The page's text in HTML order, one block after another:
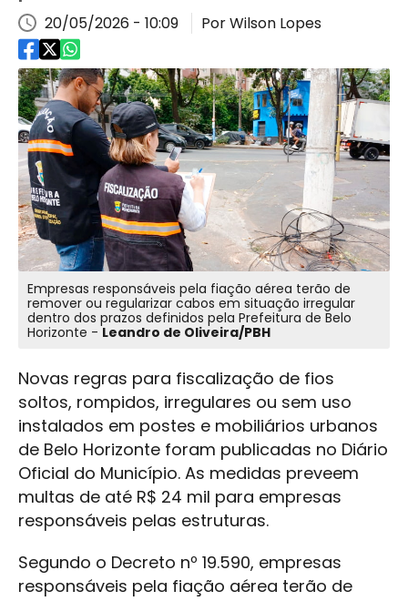
20/05/2026 - 10:09 Por Wilson Lopes
Empresas responsáveis pela fiação aérea terão de
remover ou regularizar cabos em situação irregular
dentro dos prazos definidos pela Prefeitura de Belo
Horizonte -Leandro de Oliveira/PBH
Novas regras para fiscalização de fios
soltos, rompidos, irregulares ou sem uso
instalados em postes e mobiliários urbanos
de Belo Horizonte foram publicadas no Diário
Oficial do Município. As medidas preveem
multas de até R$ 24 mil para empresas
responsáveis pelas estruturas.
Segundo o Decreto nº 19.590, empresas
responsáveis pela fiação aérea terão de